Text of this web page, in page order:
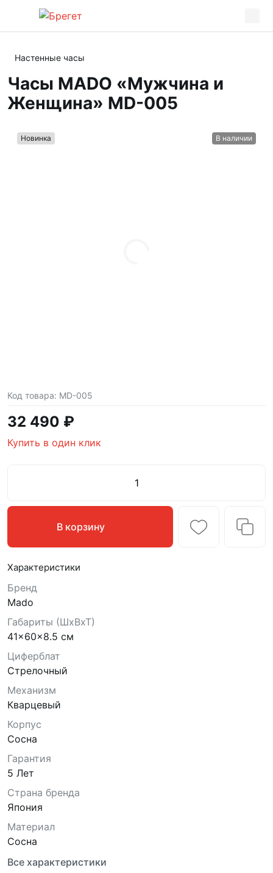
Настенные часы
Часы MADO «Мужчина и
Женщина» MD-005
Новинка В наличии
Код товара: MD-005
32 490 ₽
Купить в один клик
В корзину
Характеристики
Бренд
Mado
Габариты (ШхВхТ)
41x60x8.5 см
Циферблат
Стрелочный
Механизм
Кварцевый
Корпус
Сосна
Гарантия
5 Лет
Страна бренда
Япония
Материал
Сосна
Все характеристики